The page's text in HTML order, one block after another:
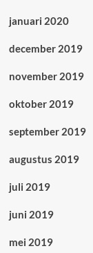
januari 2020
december 2019
november 2019
oktober 2019
september 2019
augustus 2019
juli 2019
juni 2019
mei 2019